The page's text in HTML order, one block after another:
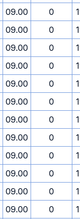
09.00 0
09.00 0
09.00 0
09.00 0
09.00 0
09.00 0
09.00 0
09.00 0
09.00 0
09.00 0
09.00 0
09.00 0